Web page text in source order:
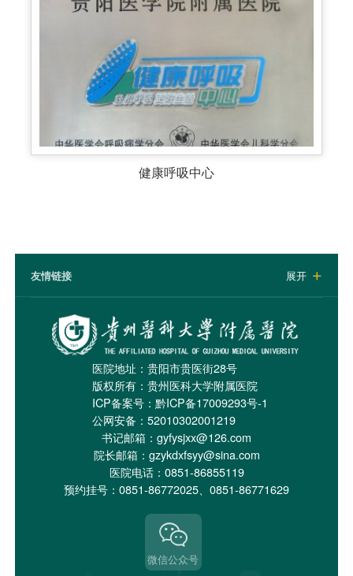
健康呼吸中心
友情链接 展开 
医院地址：贵阳市贵医街28号
版权所有：贵州医科大学附属医院
ICP备案号： 黔ICP备17009293号-1
公网安备：52010302001219
书记邮箱：gyfysjxx@126.com
院长邮箱：gzykdxfsyy@sina.com
医院电话：0851-86855119
预约挂号：0851-86772025、0851-86771629
微信公众号